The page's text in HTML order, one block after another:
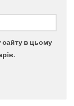
сайту в цьому